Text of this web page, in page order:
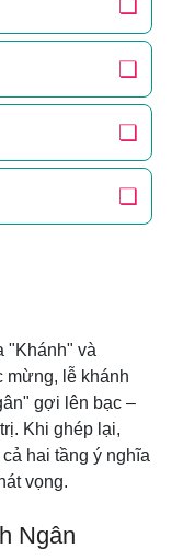
❏
❏
❏
❏
"Khánh" và
mừng, lễ khánh
gợi lên bạc –
Khi ghép lại,
hai tầng ý nghĩa
vọng.
Ngân